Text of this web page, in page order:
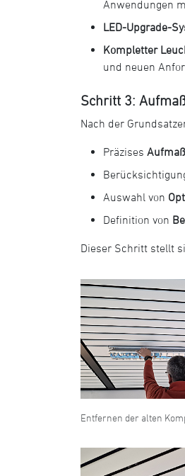
Anwendungen
LED-Upgrade-
Kompletter
und neuen
Schritt 3:
Nach der
Präzises Aufmaß
Auswahl von
Definition von
Dieser Schritt stellt
Entfernen der alten